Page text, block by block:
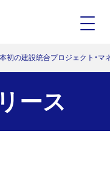
初の建設統合プロジェクト・
ース